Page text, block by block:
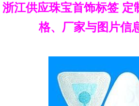
浙江供应珠宝首饰标签 定
格、厂家与图片信